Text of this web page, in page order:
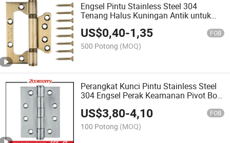
Engsel Pintu Stainless Steel 304
Tenang Halus Kuningan Antik untuk
Pintu Berat
US$0,40-1,35 FOB
500 Potong (MOQ)
Perangkat Kunci Pintu Stainless Steel
304 Engsel Perak Keamanan Pivot Bola
US$3,80-4,10 FOB
100 Potong (MOQ)